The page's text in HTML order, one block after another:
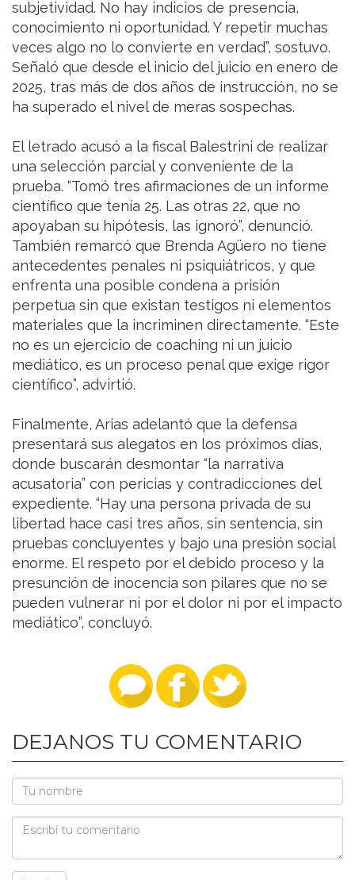
subjetividad. No hay indicios de presencia,
conocimiento ni oportunidad. Y repetir muchas
veces algo no lo convierte en verdad”, sostuvo.
Señaló que desde el inicio del juicio en enero de
2025, tras más de dos años de instrucción, no se
ha superado el nivel de meras sospechas.
El letrado acusó a la fiscal Balestrini de realizar
una selección parcial y conveniente de la
prueba. “Tomó tres afirmaciones de un informe
científico que tenía 25. Las otras 22, que no
apoyaban su hipótesis, las ignoró”, denunció.
También remarcó que Brenda Agüero no tiene
antecedentes penales ni psiquiátricos, y que
enfrenta una posible condena a prisión
perpetua sin que existan testigos ni elementos
materiales que la incriminen directamente. “Este
no es un ejercicio de coaching ni un juicio
mediático, es un proceso penal que exige rigor
científico”, advirtió.
Finalmente, Arias adelantó que la defensa
presentará sus alegatos en los próximos días,
donde buscarán desmontar “la narrativa
acusatoria” con pericias y contradicciones del
expediente. “Hay una persona privada de su
libertad hace casi tres años, sin sentencia, sin
pruebas concluyentes y bajo una presión social
enorme. El respeto por el debido proceso y la
presunción de inocencia son pilares que no se
pueden vulnerar ni por el dolor ni por el impacto
mediático”, concluyó.
DEJANOS TU COMENTARIO